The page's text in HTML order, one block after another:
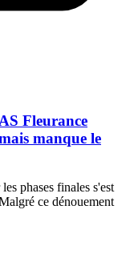
Fleurance
manque le
phases finales s'est
ce dénouement